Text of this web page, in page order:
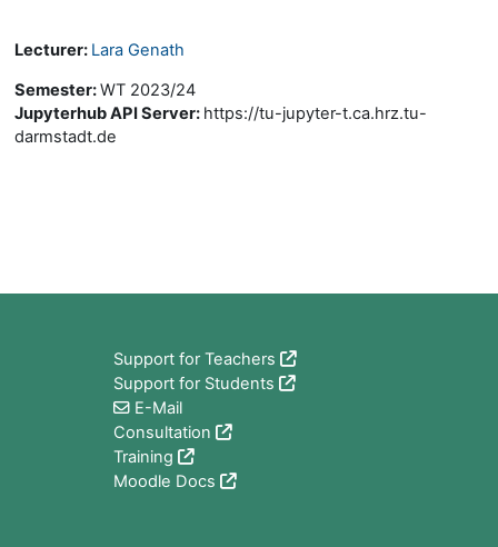
Lecturer: Lara Genath
Semester:WT 2023/24
Jupyterhub API Server: https://tu-jupyter-t.ca.hrz.tu-
darmstadt.de
Support for Teachers
Support for Students
E-Mail
Consultation
Training
Moodle Docs